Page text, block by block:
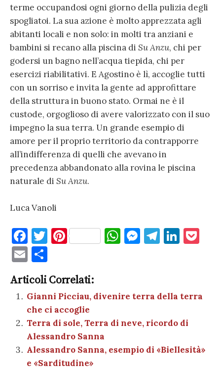
terme occupandosi ogni giorno della pulizia degli
spogliatoi. La sua azione è molto apprezzata agli
abitanti locali e non solo: in molti tra anziani e
bambini si recano alla piscina di Su Anzu, chi per
godersi un bagno nell’acqua tiepida, chi per
esercizi riabilitativi. E Agostino è lì, accoglie tutti
con un sorriso e invita la gente ad approfittare
della struttura in buono stato. Ormai ne è il
custode, orgoglioso di avere valorizzato con il suo
impegno la sua terra. Un grande esempio di
amore per il proprio territorio da contrapporre
all’indifferenza di quelli che avevano in
precedenza abbandonato alla rovina le piscina
naturale di Su Anzu.
Luca Vanoli
F
a
c
e
b
o
o
k
T
te
r
Pi
es
t
W
A
p
M
g
er
T
a
m
Li
dI
n
et
E
m
ai
l
n
di
vi
di
Articoli Correlati:
Gianni Picciau, divenire terra della terra
che ci accoglie
Terra di sole, Terra di neve, ricordo di
Alessandro Sanna
Alessandro Sanna, esempio di «Biellesità»
e «Sarditudine»